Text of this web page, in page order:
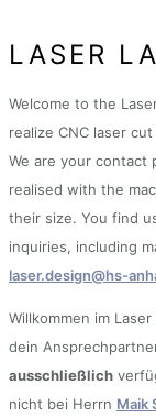
LASER
Welcome to the
realize CNC laser
We are your contact
realised with the
their size. You find
inquiries, including
laser.design@hs-
Willkommen im
dein
ausschließlich
nicht bei Herrn Maik